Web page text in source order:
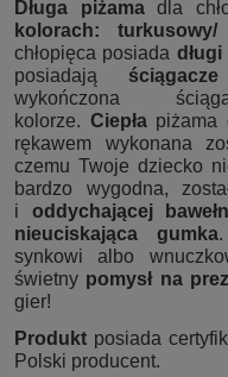
Długa piżamadla
kolorach:
chłopięca posiada
posiadają
wykończona
kolorze. Ciepłapiżama
rękawem wykonana
czemu Twoje dziecko
bardzo wygodna,
i oddychającej
nieuciskająca gumka
synkowi albo
świetny pomysł na
gier!
Produkt posiada
Polski producent.